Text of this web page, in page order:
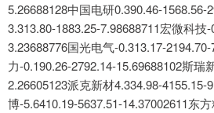
5.26688128中国电研0.390.46-1568.56-
3.313.80-1883.25-7.98688711宏微科技
3.23688776国光电气-0.313.17-
力-0.190.26-2792.14-15.69688102斯瑞
2.26605123派克新材4.334.98-4155.15-
博-5.6410.19-5637.51-14.37002611东